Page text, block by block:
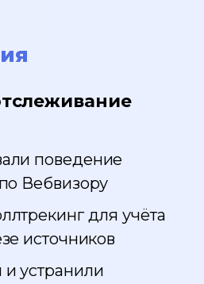
поведение
Вебвизору
для учёта
источников
устранили